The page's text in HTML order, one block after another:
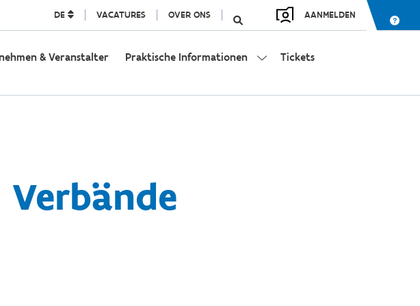
DE VACATURES OVER ONS AANMELDEN
& Veranstalter Praktische Informationen Tickets